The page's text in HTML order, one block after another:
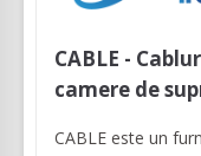
CABLE -
camere de
CABLE este un